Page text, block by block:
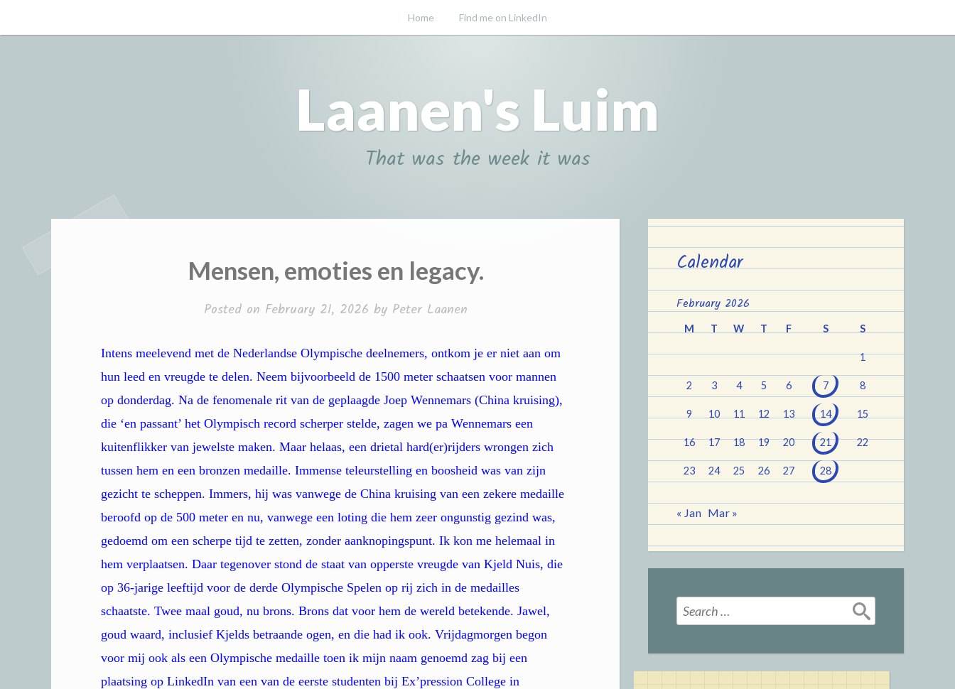
to
Home Find me on LinkedIn
Laanen's Luim
That was the week it was
Mensen, emoties en legacy.
Posted on February 21, 2026 by Peter Laanen
Intens meelevend met de Nederlandse Olympische deelnemers, ontkom je er niet aan om
hun leed en vreugde te delen. Neem bijvoorbeeld de 1500 meter schaatsen voor mannen
op donderdag. Na de fenomenale rit van de geplaagde Joep Wennemars (China kruising),
die ‘en passant’ het Olympisch record scherper stelde, zagen we pa Wennemars een
kuitenflikker van jewelste maken. Maar helaas, een drietal hard(er)rijders wrongen zich
tussen hem en een bronzen medaille. Immense teleurstelling en boosheid was van zijn
gezicht te scheppen. Immers, hij was vanwege de China kruising van een zekere medaille
beroofd op de 500 meter en nu, vanwege een loting die hem zeer ongunstig gezind was,
gedoemd om een scherpe tijd te zetten, zonder aanknopingspunt. Ik kon me helemaal in
hem verplaatsen. Daar tegenover stond de staat van opperste vreugde van Kjeld Nuis, die
op 36-jarige leeftijd voor de derde Olympische Spelen op rij zich in de medailles
schaatste. Twee maal goud, nu brons. Brons dat voor hem de wereld betekende. Jawel,
goud waard, inclusief Kjelds betraande ogen, en die had ik ook. Vrijdagmorgen begon
voor mij ook als een Olympische medaille toen ik mijn naam genoemd zag bij een
plaatsing op LinkedIn van een van de eerste studenten bij Ex’pression College in
Calendar
February 2026
M T W T F S S
1
2 3 4 5 6 7 8
9 10 11 12 13 14 15
16 17 18 19 20 21 22
23 24 25 26 27 28
« Jan Mar »
Search
for: